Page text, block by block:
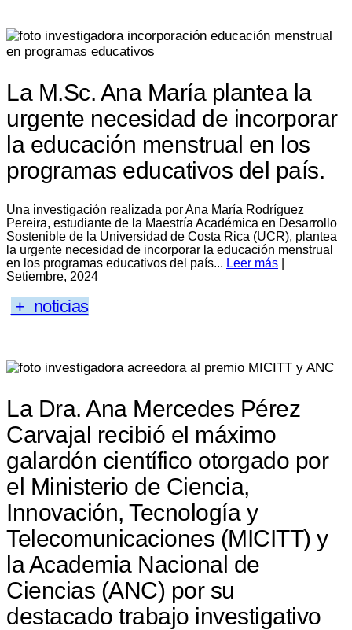
La M.Sc. Ana María plantea la
urgente necesidad de incorporar
la educación menstrual en los
programas educativos del país.
Una investigación realizada por Ana María Rodríguez
Pereira, estudiante de la Maestría Académica en Desarrollo
Sostenible de la Universidad de Costa Rica (UCR), plantea
la urgente necesidad de incorporar la educación menstrual
en los programas educativos del país... Leer más
Setiembre, 2024
+ noticias
La Dra. Ana Mercedes Pérez
Carvajal recibió el máximo
galardón científico otorgado por
el Ministerio de Ciencia,
Innovación, Tecnología y
Telecomunicaciones (MICITT) y
la Academia Nacional de
Ciencias (ANC) por su
destacado trabajo investigativo